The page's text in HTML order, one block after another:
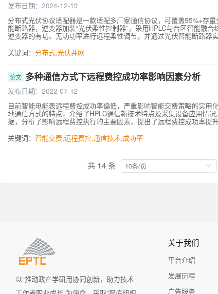
发布日期：2024-12-19
分布式光伏协议适配器是一款适配多厂家通信协议，可覆盖95%+存
能断路器，逆变器加装“光伏柔性控制器”，采用HPLC与台区智能融
逆变器的有功、无功功率进行远程柔性调节，并通过光伏智能断路器
关键词： 分布式,光伏并网
论文 多种通信方式下远程费控成功率影响因素分析
发布日期：2022-07-12
目前智能电能表远程费控成功率偏低，严重影响智能交费策略的实
地通信方式的特点，介绍了HPLC通信新技术特点及采集设备应用情
据，分析了影响远程费控执行的主要因素，提出了远程费控成功率提
关键词： 智能交费,远程费控,通信技术,成功率
共 14 条
以“推动政产学研用协同创新，助力技术
关于我们
平台介绍
发展历程
广告服务